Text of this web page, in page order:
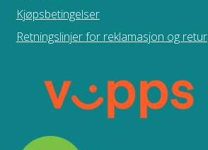
Kjøpsbetingelser
Retningslinjer for reklamasjon og retur